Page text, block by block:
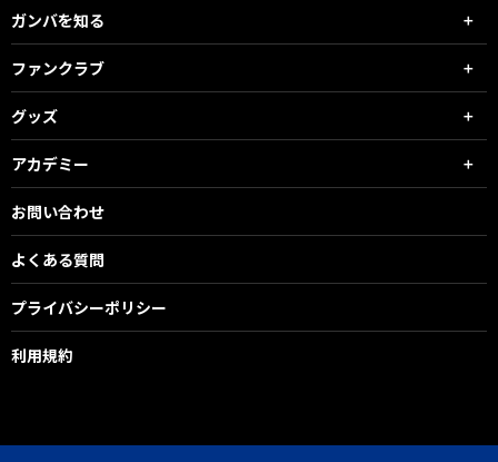
ガンバを知る
ファンクラブ
グッズ
アカデミー
お問い合わせ
よくある質問
プライバシーポリシー
利用規約